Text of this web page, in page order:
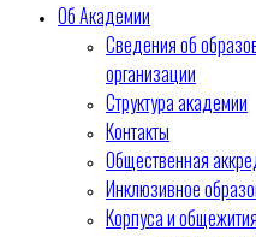
Об Академии
Сведения об
организации
Структура академии
Контакты
Общественная
Инклюзивное
Корпуса и общежития